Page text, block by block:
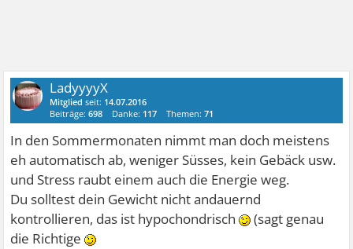
LadyyyyX
Mitglied seit: 14.07.2016
Beiträge:698 Danke: 117 Themen:71
In den Sommermonaten nimmt man doch meistens
eh automatisch ab, weniger Süsses, kein Gebäck usw.
und Stress raubt einem auch die Energie weg.
Du solltest dein Gewicht nicht andauernd
kontrollieren, das ist hypochondrisch
(sagt genau
die Richtige